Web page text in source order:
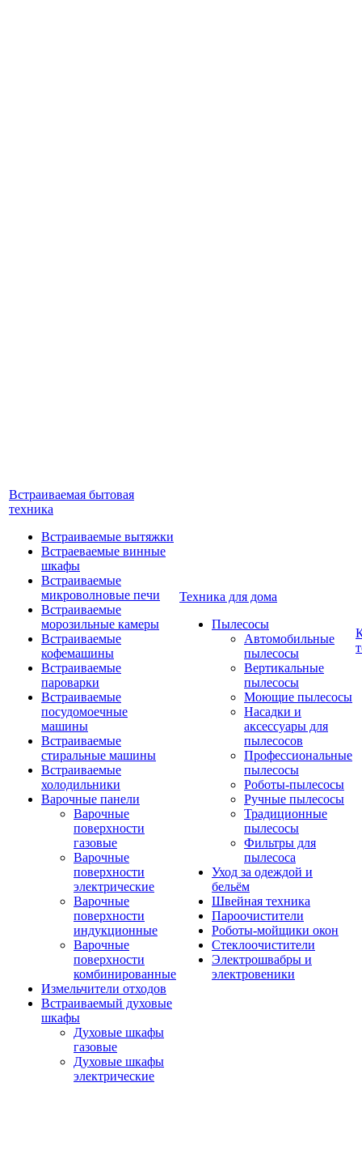
Встраиваемая бытовая
техника
Встраиваемые вытяжки
Встраеваемые винные
шкафы
Встраиваемые
микроволновые печи
Встраиваемые
морозильные камеры
Встраиваемые
кофемашины
Встраиваемые
пароварки
Встраиваемые
посудомоечные
машины
Встраиваемые
стиральные машины
Встраиваемые
холодильники
Варочные панели
Варочные
поверхности
газовые
Варочные
поверхности
электрические
Варочные
поверхности
индукционные
Варочные
поверхности
комбинированные
Измельчители отходов
Встраиваемый духовые
шкафы
Духовые шкафы
газовые
Духовые шкафы
электрические
Техника для дома
Пылесосы
Автомобильные
пылесосы
Вертикальные
пылесосы
Моющие пылесосы
Насадки и
аксессуары для
пылесосов
Профессиональные
пылесосы
Роботы-пылесосы
Ручные пылесосы
Традиционные
пылесосы
Фильтры для
пылесоса
Уход за одеждой и
бельём
Швейная техника
Пароочистители
Роботы-мойщики окон
Стеклоочистители
Электрошвабры и
электровеники